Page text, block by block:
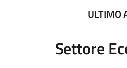
ULTIMO
Settore